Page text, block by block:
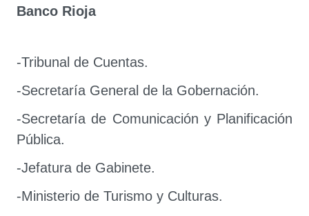
Banco Rioja
-Tribunal de Cuentas.
-Secretaría General de la Gobernación.
-Secretaría de Comunicación y Planificación
Pública.
-Jefatura de Gabinete.
-Ministerio de Turismo y Culturas.